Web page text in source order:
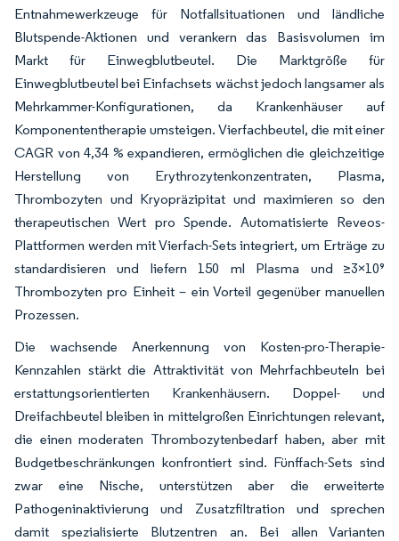
Entnahmewerkzeuge für Notfallsituationen und ländliche
Blutspende-Aktionen und verankern das Basisvolumen im
Markt für Einwegblutbeutel. Die Marktgröße für
Einwegblutbeutel bei Einfachsets wächst jedoch langsamer als
Mehrkammer-Konfigurationen, da Krankenhäuser auf
Komponententherapie umsteigen. Vierfachbeutel, die mit einer
CAGR von 4,34 % expandieren, ermöglichen die gleichzeitige
Herstellung von Erythrozytenkonzentraten, Plasma,
Thrombozyten und Kryopräzipitat und maximieren so den
therapeutischen Wert pro Spende. Automatisierte Reveos-
Plattformen werden mit Vierfach-Sets integriert, um Erträge zu
standardisieren und liefern 150 ml Plasma und ≥3×10⁹
Thrombozyten pro Einheit – ein Vorteil gegenüber manuellen
Prozessen.
Die wachsende Anerkennung von Kosten-pro-Therapie-
Kennzahlen stärkt die Attraktivität von Mehrfachbeuteln bei
erstattungsorientierten Krankenhäusern. Doppel- und
Dreifachbeutel bleiben in mittelgroßen Einrichtungen relevant,
die einen moderaten Thrombozytenbedarf haben, aber mit
Budgetbeschränkungen konfrontiert sind. Fünffach-Sets sind
zwar eine Nische, unterstützen aber die erweiterte
Pathogeninaktivierung und Zusatzfiltration und sprechen
damit spezialisierte Blutzentren an. Bei allen Varianten